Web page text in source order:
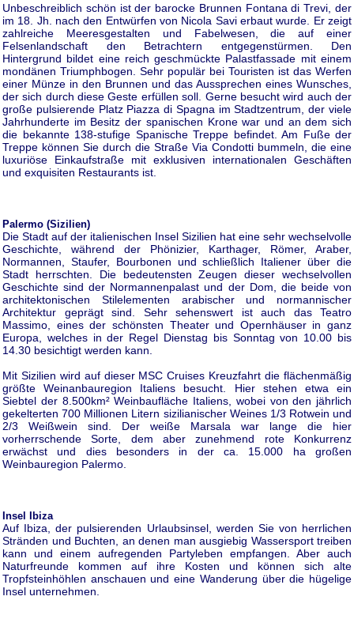
Unbeschreiblich schön ist der barocke Brunnen Fontana di Trevi, der
im 18. Jh. nach den Entwürfen von Nicola Savi erbaut wurde. Er zeigt
zahlreiche Meeresgestalten und Fabelwesen, die auf einer
Felsenlandschaft den Betrachtern entgegenstürmen. Den
Hintergrund bildet eine reich geschmückte Palastfassade mit einem
mondänen Triumphbogen. Sehr populär bei Touristen ist das Werfen
einer Münze in den Brunnen und das Aussprechen eines Wunsches,
der sich durch diese Geste erfüllen soll. Gerne besucht wird auch der
große pulsierende Platz Piazza di Spagna im Stadtzentrum, der viele
Jahrhunderte im Besitz der spanischen Krone war und an dem sich
die bekannte 138-stufige Spanische Treppe befindet. Am Fuße der
Treppe können Sie durch die Straße Via Condotti bummeln, die eine
luxuriöse Einkaufstraße mit exklusiven internationalen Geschäften
und exquisiten Restaurants ist.
Palermo (Sizilien)
Die Stadt auf der italienischen Insel Sizilien hat eine sehr wechselvolle
Geschichte, während der Phönizier, Karthager, Römer, Araber,
Normannen, Staufer, Bourbonen und schließlich Italiener über die
Stadt herrschten. Die bedeutensten Zeugen dieser wechselvollen
Geschichte sind der Normannenpalast und der Dom, die beide von
architektonischen Stilelementen arabischer und normannischer
Architektur geprägt sind. Sehr sehenswert ist auch das Teatro
Massimo, eines der schönsten Theater und Opernhäuser in ganz
Europa, welches in der Regel Dienstag bis Sonntag von 10.00 bis
14.30 besichtigt werden kann.
Mit Sizilien wird auf dieser MSC Cruises Kreuzfahrt die flächenmäßig
größte Weinanbauregion Italiens besucht. Hier stehen etwa ein
Siebtel der 8.500km² Weinbaufläche Italiens, wobei von den jährlich
gekelterten 700 Millionen Litern sizilianischer Weines 1/3 Rotwein und
2/3 Weißwein sind. Der weiße Marsala war lange die hier
vorherrschende Sorte, dem aber zunehmend rote Konkurrenz
erwächst und dies besonders in der ca. 15.000 ha großen
Weinbauregion Palermo.
Insel Ibiza
Auf Ibiza, der pulsierenden Urlaubsinsel, werden Sie von herrlichen
Stränden und Buchten, an denen man ausgiebig Wassersport treiben
kann und einem aufregenden Partyleben empfangen. Aber auch
Naturfreunde kommen auf ihre Kosten und können sich alte
Tropfsteinhöhlen anschauen und eine Wanderung über die hügelige
Insel unternehmen.